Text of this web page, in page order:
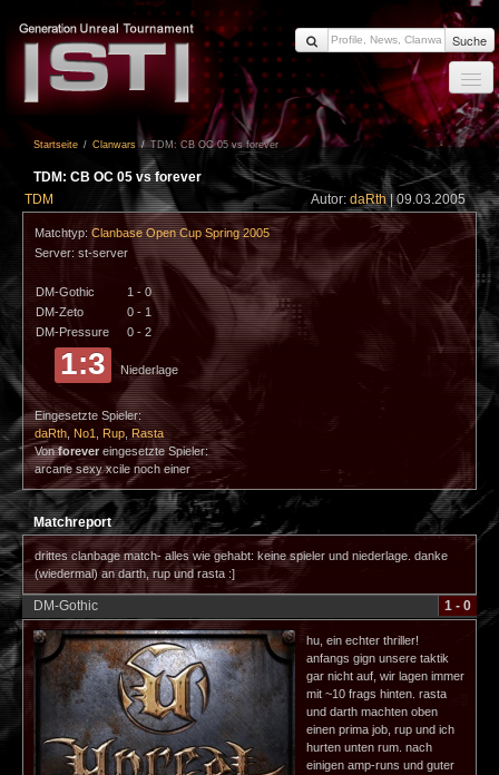
Suche
Members
Clanwars
Forum
Impressum
Login
Startseite / Clanwars / TDM: CB OC 05 vs forever
TDM: CB OC 05 vs forever
TDM
Autor: daRth| 09.03.2005
Matchtyp: Clanbase Open Cup Spring 2005
Server: st-server
DM-Gothic
1 - 0
DM-Zeto
0 - 1
DM-Pressure
0 - 2
1:3 Niederlage
Eingesetzte Spieler:
daRth No1 Rup Rasta
Vonforever eingesetzte Spieler:
arcane sexy xcile noch einer
Matchreport
drittes clanbage match- alles wie gehabt: keine spieler und niederlage. danke
(wiedermal) an darth, rup und rasta :]
DM-Gothic 1 - 0
hu, ein echter thriller!
anfangs gign unsere taktik
gar nicht auf, wir lagen immer
mit ~10 frags hinten. rasta
und darth machten oben
einen prima job, rup und ich
hurten unten rum. nach
einigen amp-runs und guter